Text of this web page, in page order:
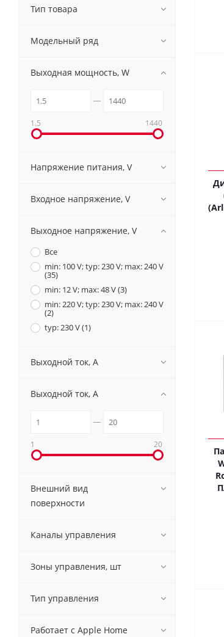
Тип товара
Модельный ряд
Выходная мощность, W
1.5 1440
Напряжение питания, V
Входное напряжение, V
Выходное напряжение, V
Все
min: 100 V; typ: 230 V; max: 240 V
(35)
min: 12 V; max: 48 V (3)
min: 220 V; typ: 230 V; max: 240 V
(2)
typ: 230 V (1)
Выходной ток, A
Выходной ток, A
1 20
Внешний вид
поверхности
Каналы управления
Зоны управления, шт
Тип управления
Работает с Apple Home